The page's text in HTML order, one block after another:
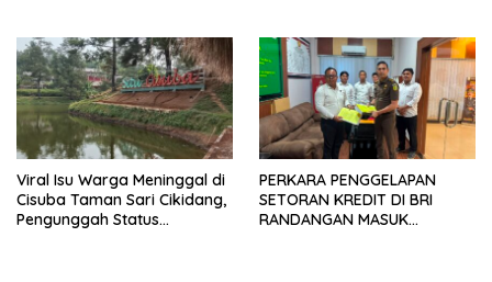
Viral Isu Warga Meninggal di
Cisuba Taman Sari Cikidang,
Pengunggah Status
PERKARA PENGGELAPAN
SETORAN KREDIT DI BRI
RANDANGAN MASUK